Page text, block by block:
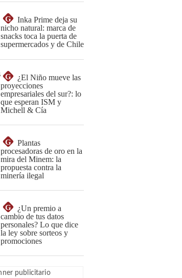
G
Inka Prime deja su
nicho natural: marca de
snacks toca la puerta de
supermercados y de Chile
G
¿El Niño mueve las
proyecciones
empresariales del sur?: lo
que esperan ISM y
Michell & Cía
G
Plantas
procesadoras de oro en la
mira del Minem: la
propuesta contra la
minería ilegal
G
¿Un premio a
cambio de tus datos
personales? Lo que dice
la ley sobre sorteos y
promociones